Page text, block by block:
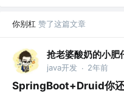
你别杠 赞了这篇文章
抢老婆酸奶的小肥
java开发 · 2年前
SpringBoot+Druid你还